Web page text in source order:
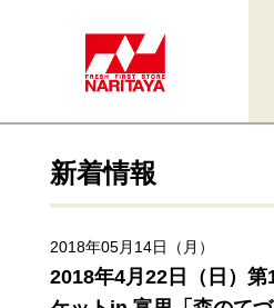
新着情報
2018年05月14日（月）
2018年4月22日（日）